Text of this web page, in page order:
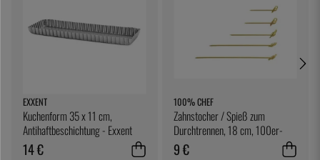
EXXENT
Kuchenform 35 x 11 cm,
Antihaftbeschichtung - Exxent
14 €
100% CHEF
Zahnstocher / Spieß zum
Durchtrennen, 18 cm, 100er-
Pack - 100% Chef
9 €